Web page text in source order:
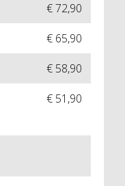
€ 72,90
€ 65,90
€ 58,90
€ 51,90